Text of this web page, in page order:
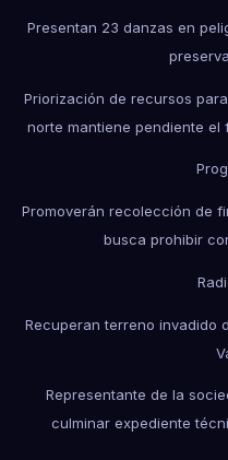
Presentan 23 danzas en
Priorización de recursos
norte mantiene pendiente el
Promoverán recolección de
busca prohibir
Recuperan terreno invadido
Representante de la
culminar expediente